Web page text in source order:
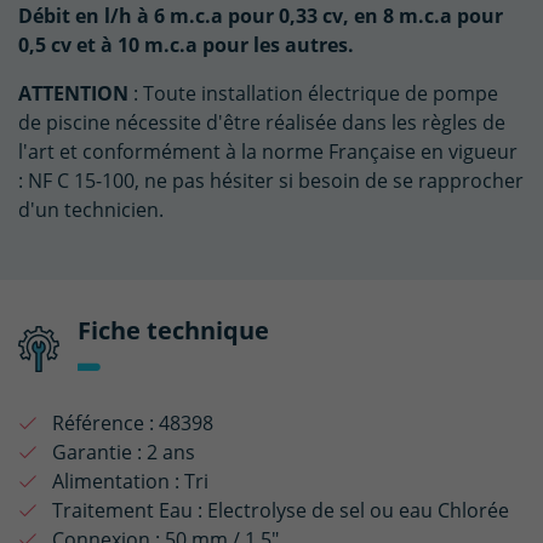
Débit en l/h à 6 m.c.a pour 0,33 cv, en 8 m.c.a pour
0,5 cv et à 10 m.c.a pour les autres.
ATTENTION : Toute installation électrique de pompe
de piscine nécessite d'être réalisée dans les règles de
l'art et conformément à la norme Française en vigueur
: NF C 15-100, ne pas hésiter si besoin de se rapprocher
d'un technicien.
Fiche technique
Référence : 48398
Garantie : 2 ans
Alimentation : Tri
Traitement Eau : Electrolyse de sel ou eau Chlorée